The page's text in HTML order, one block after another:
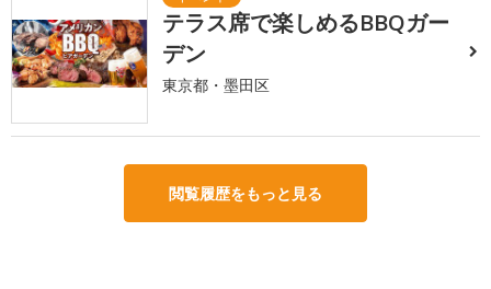
テラス席で楽しめるBBQガー
デン
東京都・墨田区
閲覧履歴をもっと見る